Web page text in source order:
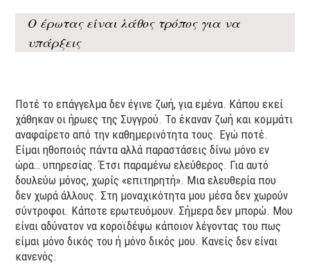
Ο έρωτας είναι λάθος τρόπος για να
υπάρξεις
Ποτέ το επάγγελμα δεν έγινε ζωή, για εμένα. Κάπου εκεί
χάθηκαν οι ήρωες της Συγγρού. Το έκαναν ζωή και κομμάτι
αναφαίρετο από την καθημερινότητα τους. Εγώ ποτέ.
Είμαι ηθοποιός πάντα αλλά παραστάσεις δίνω μόνο εν
ώρα… υπηρεσίας. Έτσι παραμένω ελεύθερος. Για αυτό
δουλεύω μόνος, χωρίς «επιτηρητή». Μια ελευθερία που
δεν χωρά άλλους. Στη μοναχικότητα μου μέσα δεν χωρούν
σύντροφοι. Κάποτε ερωτευόμουν. Σήμερα δεν μπορώ. Μου
είναι αδύνατον να κοροϊδέψω κάποιον λέγοντας του πως
είμαι μόνο δικός του ή μόνο δικός μου. Κανείς δεν είναι
κανενός.